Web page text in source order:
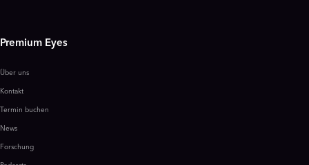
Premium Eyes
Über uns
Kontakt
Termin buchen
News
Forschung